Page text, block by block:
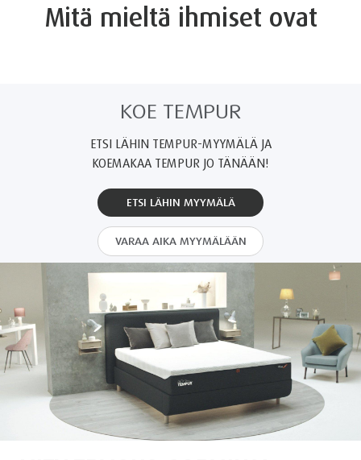
Mitä mieltä ihmiset ovat
KOE TEMPUR
ETSI LÄHIN TEMPUR-MYYMÄLÄ JA
KOEMAKAA TEMPUR JO TÄNÄÄN!
ETSI LÄHIN MYYMÄLÄ
VARAA AIKA MYYMÄLÄÄN